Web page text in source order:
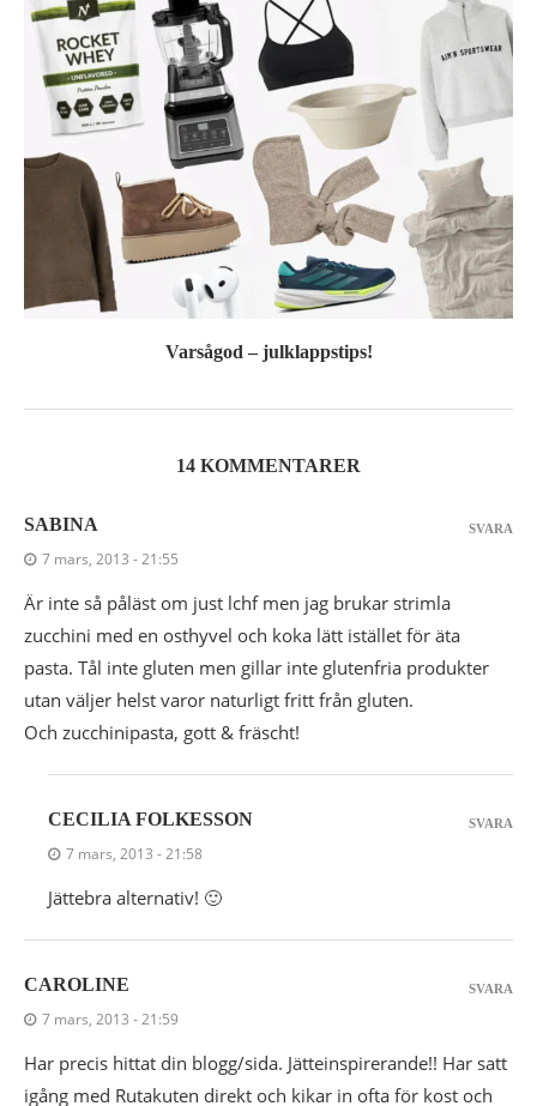
Varsågod – julklappstips!
14 KOMMENTARER
SABINA
7 mars, 2013 - 21:55
Är inte så påläst om just lchf men jag brukar strimla
zucchini med en osthyvel och koka lätt istället för äta
pasta. Tål inte gluten men gillar inte glutenfria produkter
utan väljer helst varor naturligt fritt från gluten.
Och zucchinipasta, gott & fräscht!
SVARA
CECILIA FOLKESSON
7 mars, 2013 - 21:58
Jättebra alternativ! 🙂
SVARA
CAROLINE
7 mars, 2013 - 21:59
Har precis hittat din blogg/sida. Jätteinspirerande!! Har satt
igång med Rutakuten direkt och kikar in ofta för kost och
SVARA